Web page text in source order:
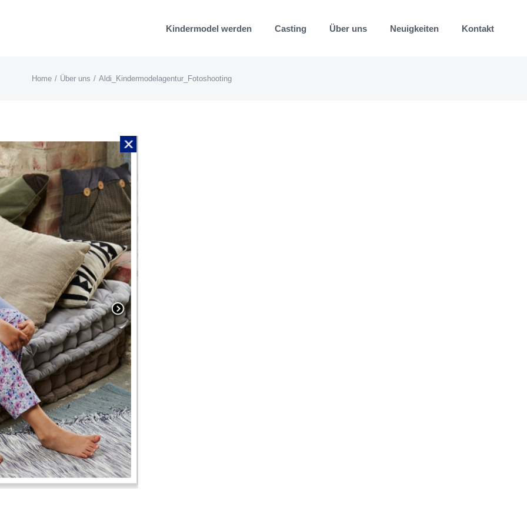
Kindermodel werden Casting Über uns Neuigkeiten Kontakt
Home Über uns Aldi_Kindermodelagentur_Fotoshooting